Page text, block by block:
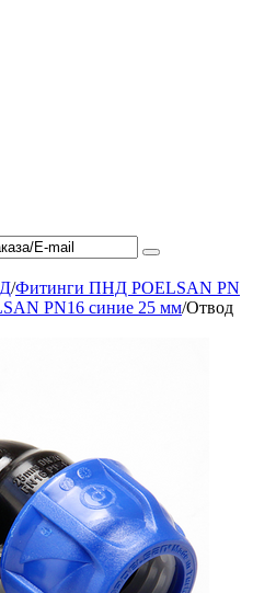
/Фитинги ПНД POELSAN PN
PN16 синие 25 мм/Отвод